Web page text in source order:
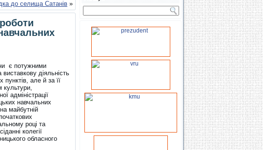
до селища Сатанів »
є потужними
діяльність
пунктів, але й за її
культури,
адміністрації
навчальних
майбутній
році та
колегії
обласного